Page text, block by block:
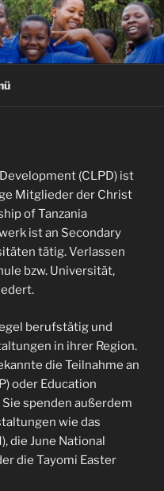
(CLPD) ist
Mitglieder der Christ
of Tanzania
ist an Secondary
tätig. Verlassen
bzw. Universität,
berufstätig und
in ihrer Region.
die Teilnahme an
oder Education
spenden außerdem
wie das
die June National
die Tayomi Easter